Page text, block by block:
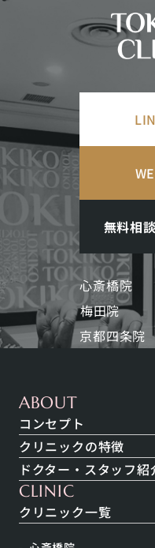
美容
無料相
心斎橋院
梅田院
京都四条院
ABOUT
コンセプト
クリニックの特徴
ドクター・スタッフ紹
CLINIC
クリニック一覧
検索ワード
索
人気ワード
#美肌 #インナーケア#
#ホルモン補充 #メンズ肌
No.12371
SMAS-UP
No. 12371 小顔
こちらの症例写真は当院規定の
ただいた方の写真のみを使用して
CASE No.
※お問い合わ
施術名 SMAS-UP